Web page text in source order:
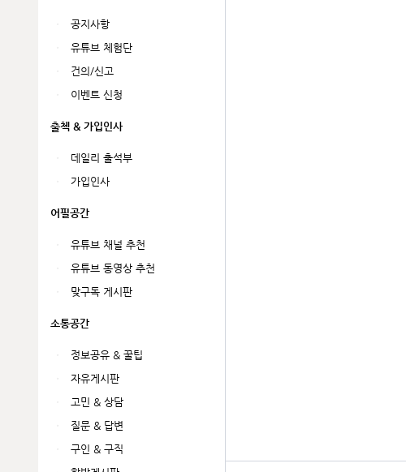
공지사항
유튜브 체험단
건의/신고
이벤트 신청
출첵 & 가입인사
데일리 출석부
가입인사
어필공간
유튜브 채널 추천
유튜브 동영상 추천
맞구독 게시판
소통공간
정보공유 & 꿀팁
자유게시판
고민 & 상담
질문 & 답변
구인 & 구직